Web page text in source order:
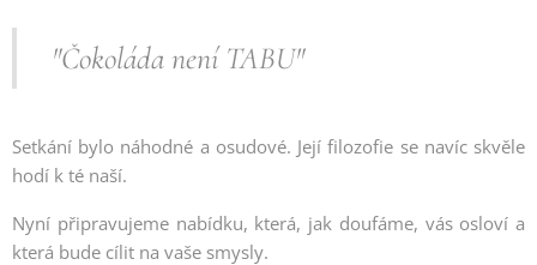
"Čokoláda není TABU"
Setkání bylo náhodné a osudové. Její filozofie se navíc skvěle
hodí k té naší.
Nyní připravujeme nabídku, která, jak doufáme, vás osloví a
která bude cílit na vaše smysly.